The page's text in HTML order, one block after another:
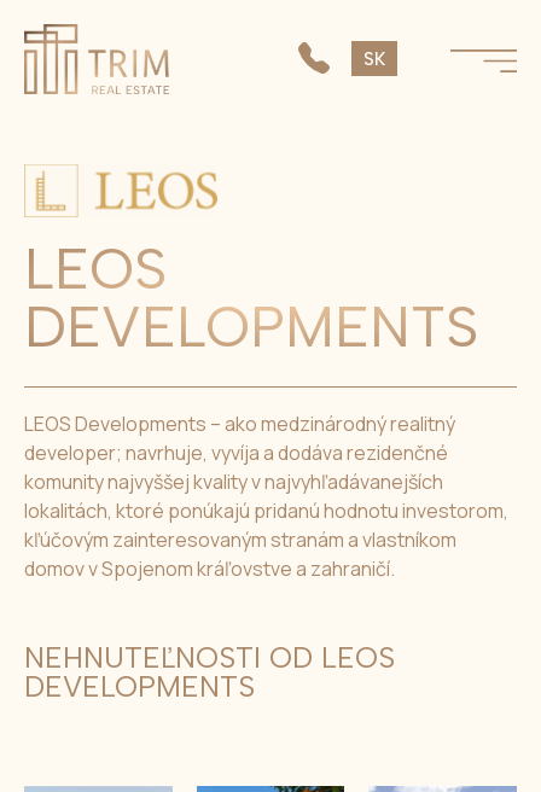
SK
CS
LEOS
DEVELOPMENTS
LEOS Developments – ako medzinárodný realitný
developer; navrhuje, vyvíja a dodáva rezidenčné
komunity najvyššej kvality v najvyhľadávanejších
lokalitách, ktoré ponúkajú pridanú hodnotu investorom,
kľúčovým zainteresovaným stranám a vlastníkom
domov v Spojenom kráľovstve a zahraničí.
NEHNUTEĽNOSTI OD LEOS
DEVELOPMENTS